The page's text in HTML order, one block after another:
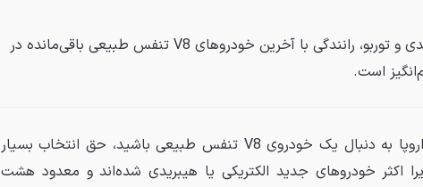
در دنیای پیشرانه‌های هیبریدی و توربو، رانندگی با آخرین خودروهای V8 تنفس طبیعی باقی‌مانده در
است.
اگر در حال حاضر در بازار اروپا به دنبال یک خودروی V8 تنفس طبیعی باشید، حق انتخاب بسیار
اکثر خودروهای جدید الکتریکی یا هیبریدی شده‌اند و معدود هشت